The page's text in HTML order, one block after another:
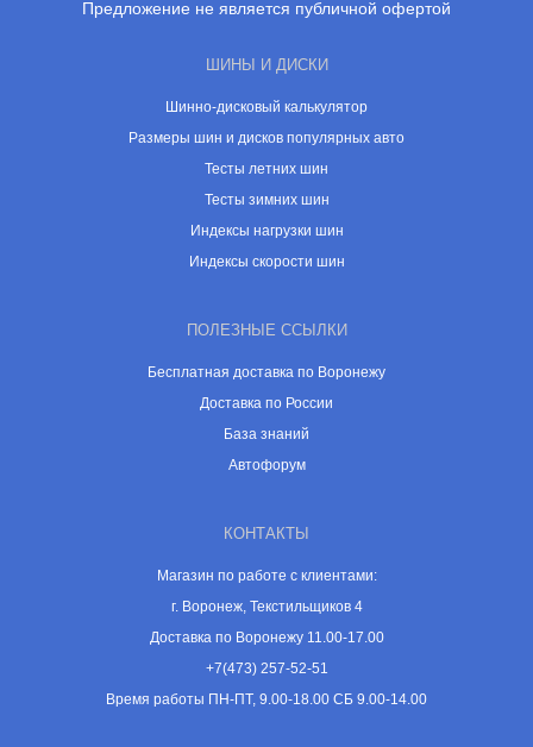
Предложение не является публичной офертой
ШИНЫ И ДИСКИ
Шинно-дисковый калькулятор
Размеры шин и дисков популярных авто
Тесты летних шин
Тесты зимних шин
Индексы нагрузки шин
Индексы скорости шин
ПОЛЕЗНЫЕ ССЫЛКИ
Бесплатная доставка по Воронежу
Доставка по России
База знаний
Автофорум
КОНТАКТЫ
Магазин по работе с клиентами:
г. Воронеж, Текстильщиков 4
Доставка по Воронежу 11.00-17.00
+7(473) 257-52-51
Время работы ПН-ПТ, 9.00-18.00 СБ 9.00-14.00